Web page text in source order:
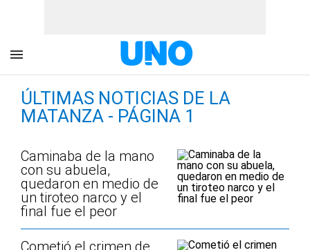
ÚLTIMAS NOTICIAS DE LA
MATANZA - PÁGINA 1
Caminaba de la mano
con su abuela,
quedaron en medio de
un tiroteo narco y el
final fue el peor
Cometió el crimen de